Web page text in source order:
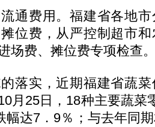
费用。福建省各地市
位费，从严控制超市
场费、摊位费专项检查
实，近期福建省蔬菜
月25日，18种主要蔬菜
幅达7．9％；与去年同